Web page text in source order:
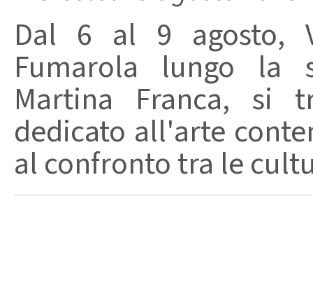
Dal 6 al 9 agosto,
Fumarola lungo la
Martina Franca, si
dedicato all'arte
al confronto tra le